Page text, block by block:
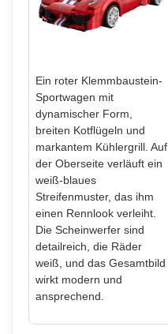
Ein roter Klemmbaustein-
Sportwagen mit
dynamischer Form,
breiten Kotflügeln und
markantem Kühlergrill. Auf
der Oberseite verläuft ein
weiß-blaues
Streifenmuster, das ihm
einen Rennlook verleiht.
Die Scheinwerfer sind
detailreich, die Räder
weiß, und das Gesamtbild
wirkt modern und
ansprechend.